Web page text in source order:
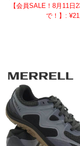
【会員SALE！8月11日
で！】: